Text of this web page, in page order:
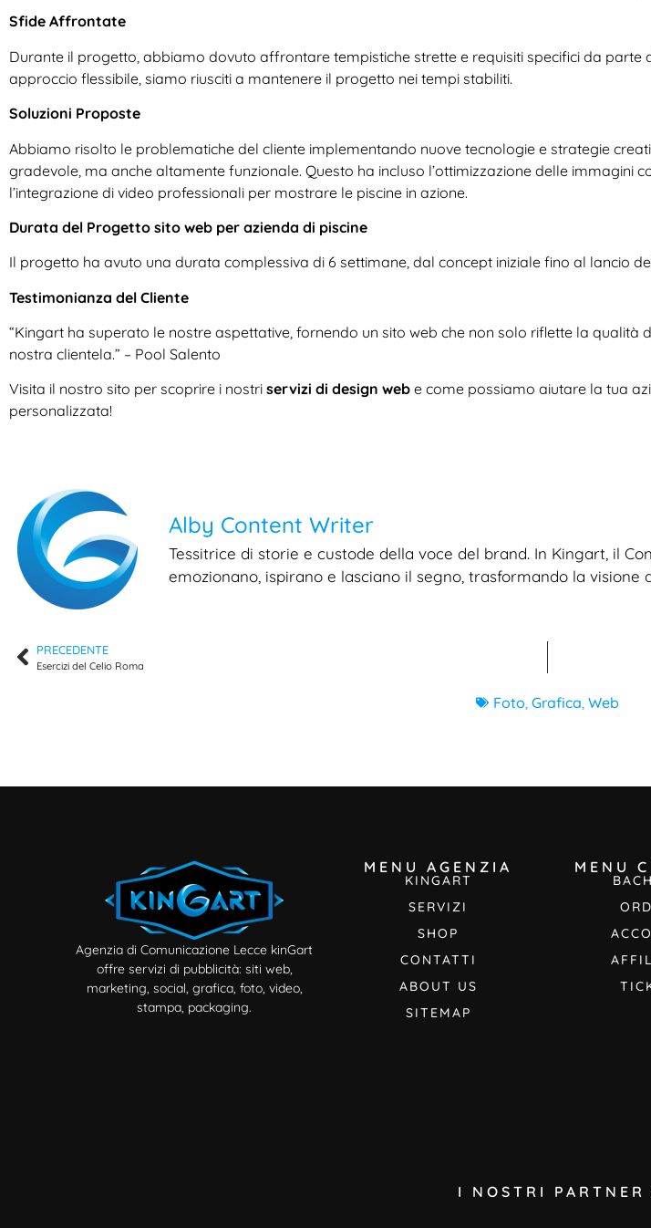
Sfide Affrontate
Durante il progetto, abbiamo dovuto affrontare tempistiche strette e requisiti specifici da parte
approccio flessibile, siamo riusciti a mantenere il progetto nei tempi stabiliti.
Soluzioni Proposte
Abbiamo risolto le problematiche del cliente implementando nuove tecnologie e strategie
gradevole, ma anche altamente funzionale. Questo ha incluso l’ottimizzazione delle immagini
l’integrazione di video professionali per mostrare le piscine in azione.
Durata del Progetto sito web per azienda di piscine
Il progetto ha avuto una durata complessiva di 6 settimane, dal concept iniziale fino al lancio
Testimonianza del Cliente
“Kingart ha superato le nostre aspettative, fornendo un sito web che non solo riflette la
nostra clientela.” – Pool Salento
Visita il nostro sito per scoprire i nostri servizi di design web e come possiamo aiutare la tua
personalizzata!
Alby Content Writer
Tessitrice di storie e custode della voce del brand. In Kingart, il
emozionano, ispirano e lasciano il segno, trasformando la
PRECEDENTE
Esercizi del Celio Roma
Foto Grafica Web
Agenzia di Comunicazione Lecce kinGart
offre servizi di pubblicità: siti web,
marketing, social, grafica, foto, video,
stampa, packaging.
MENU AGENZIA
KINGART
SERVIZI
SHOP
CONTATTI
ABOUT US
SITEMAP
MENU
I NOSTRI PARTNER